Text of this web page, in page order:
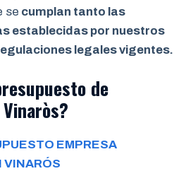
se cumplan tanto las
establecidas por nuestros
legales vigentes.
de
EMPRESA
VINARÓS